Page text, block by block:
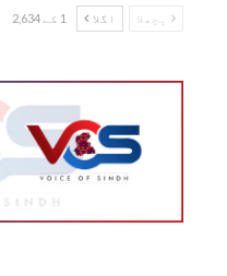
پچھلا اگلا 1 کے 2,634